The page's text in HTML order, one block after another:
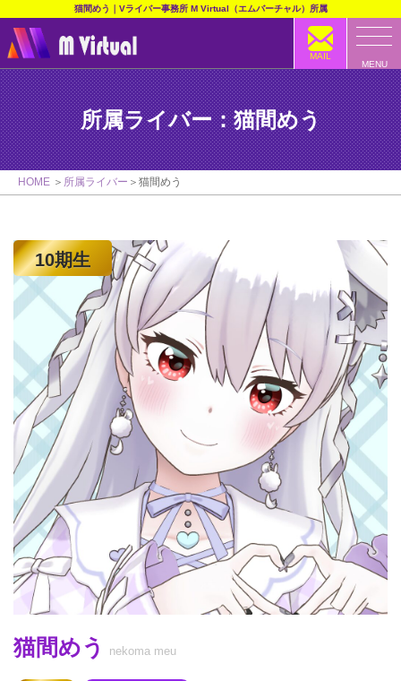
猫間めう｜Vライバー事務所 M Virtual（エムバーチャル）所属
MENU
MAIL
所属ライバー：猫間めう
HOME 所属ライバー 猫間めう
10期生
猫間めう nekoma meu